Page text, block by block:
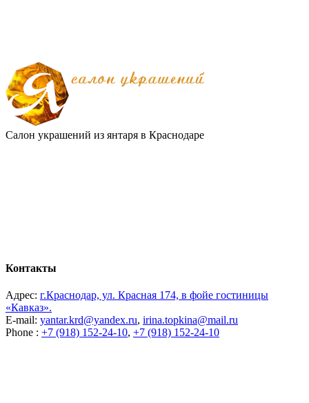
Салон украшений из янтаря в Краснодаре
Контакты
Адрес: г.Краснодар, ул. Красная 174, в фойе гостиницы
«Кавказ».
E-mail: yantar.krd@yandex.ru, irina.topkina@mail.ru
Phone : +7 (918) 152-24-10, +7 (918) 152-24-10